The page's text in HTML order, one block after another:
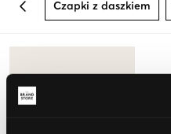
BACK Czapki z daszkiem